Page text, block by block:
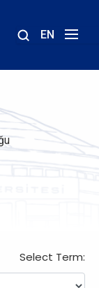
EN
Select Term: